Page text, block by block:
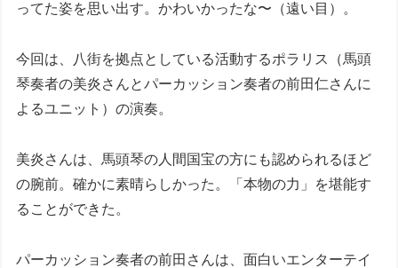
ってた姿を思い出す。かわいかったな〜（遠い目）。
今回は、八街を拠点としている活動するポラリス（馬頭
琴奏者の美炎さんとパーカッション奏者の前田仁さんに
よるユニット）の演奏。
美炎さんは、馬頭琴の人間国宝の方にも認められるほど
の腕前。確かに素晴らしかった。「本物の力」を堪能す
ることができた。
パーカッション奏者の前田さんは、面白いエンターテイ